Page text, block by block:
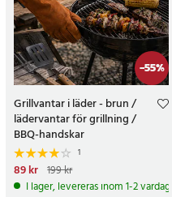
-55%
Grillvantar i läder - brun /
lädervantar för grillning /
BBQ-handskar
1
Nuvarande pris
pris:199 kr
89 kr 199 kr
I lager, levereras inom 1-2 vardagar